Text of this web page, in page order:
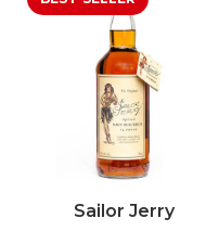
Sailor Jerry